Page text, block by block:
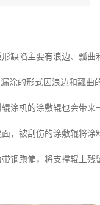
缺陷主要有浪边、瓢
涂的形式因浪边和瓢
涂机的涂敷辊也会带
，被刮伤的涂敷辊将
钢跑偏，将支撑辊上